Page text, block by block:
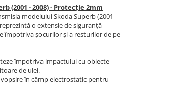
(2001 - 2008) - Protecție 2mm
modelului Skoda Superb (2001 -
o extensie de siguranță
împotriva șocurilor și a resturilor de pe
împotriva impactului cu obiecte
de ulei.
în câmp electrostatic pentru